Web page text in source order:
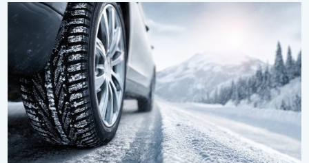
Chutes de neige attendues ce jeudi. Épisode hivernal. . .